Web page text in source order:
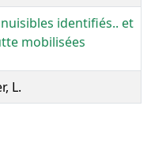
identifiés.. et
mobilisées
L.